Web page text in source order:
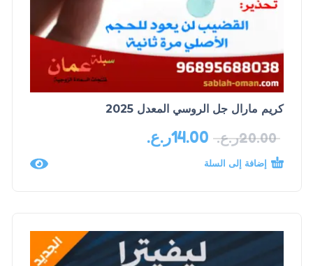
كريم مارال جل الروسي المعدل 2025
20.00ر.ع. 14.00ر.ع.
إضافة إلى السلة